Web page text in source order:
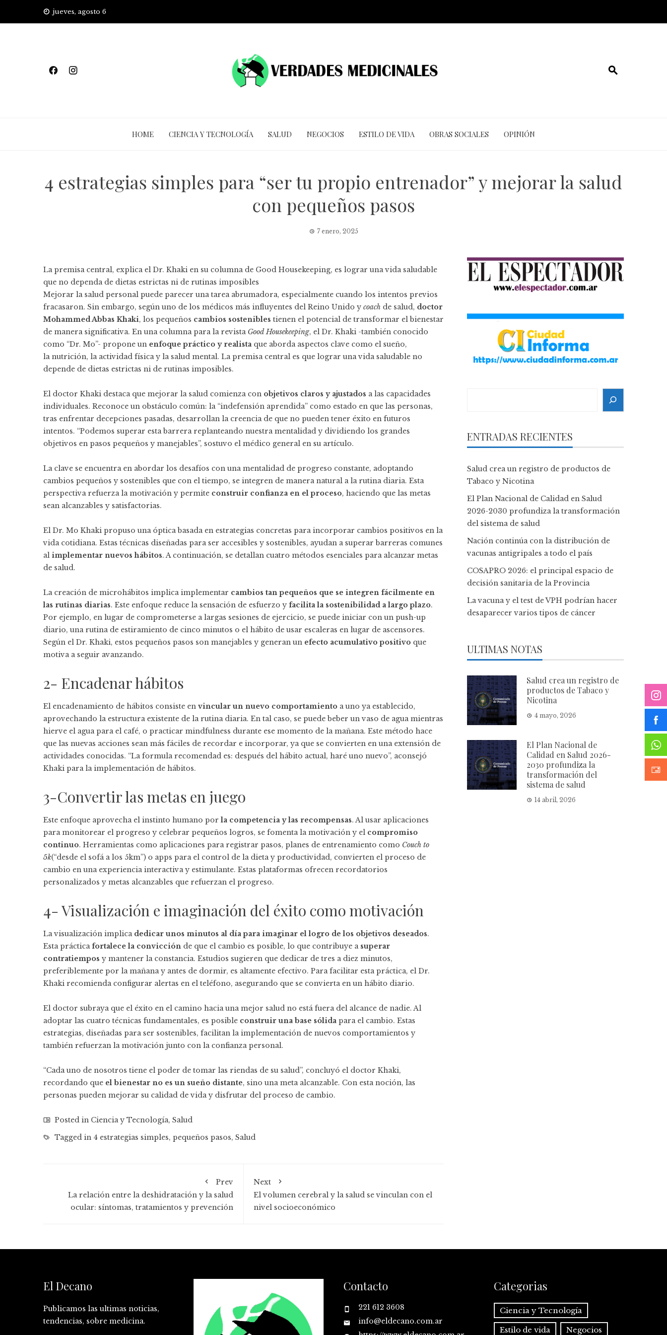
jueves, agosto 6
HOME CIENCIA Y TECNOLOGÍA SALUD NEGOCIOS ESTILO DE VIDA OBRAS SOCIALES OPINIÓN
4 estrategias simples para “ser tu propio entrenador” y mejorar la salud
con pequeños pasos
7 enero, 2025
La premisa central, explica el Dr. Khaki en su columna de Good Housekeeping, es lograr una vida saludable
que no dependa de dietas estrictas ni de rutinas imposibles
Mejorar la salud personal puede parecer una tarea abrumadora, especialmente cuando los intentos previos
fracasaron. Sin embargo, según uno de los médicos más influyentes del Reino Unido y coach de salud, doctor
Mohammed Abbas Khaki, los pequeños cambios sostenibles tienen el potencial de transformar el bienestar
de manera significativa. En una columna para la revista Good Housekeeping, el Dr. Khaki -también conocido
como “Dr. Mo”- propone un enfoque práctico y realista que aborda aspectos clave como el sueño,
la nutrición, la actividad física y la salud mental. La premisa central es que lograr una vida saludable no
depende de dietas estrictas ni de rutinas imposibles.
El doctor Khaki destaca que mejorar la salud comienza con objetivos claros y ajustados a las capacidades
individuales. Reconoce un obstáculo común: la “indefensión aprendida” como estado en que las personas,
tras enfrentar decepciones pasadas, desarrollan la creencia de que no pueden tener éxito en futuros
intentos. “Podemos superar esta barrera replanteando nuestra mentalidad y dividiendo los grandes
objetivos en pasos pequeños y manejables”, sostuvo el médico general en su artículo.
La clave se encuentra en abordar los desafíos con una mentalidad de progreso constante, adoptando
cambios pequeños y sostenibles que con el tiempo, se integren de manera natural a la rutina diaria. Esta
perspectiva refuerza la motivación y permite construir confianza en el proceso, haciendo que las metas
sean alcanzables y satisfactorias.
El Dr. Mo Khaki propuso una óptica basada en estrategias concretas para incorporar cambios positivos en la
vida cotidiana. Estas técnicas diseñadas para ser accesibles y sostenibles, ayudan a superar barreras comunes
al implementar nuevos hábitos. A continuación, se detallan cuatro métodos esenciales para alcanzar metas
de salud.
La creación de microhábitos implica implementar cambios tan pequeños que se integren fácilmente en
las rutinas diarias. Este enfoque reduce la sensación de esfuerzo y facilita la sostenibilidad a largo plazo.
Por ejemplo, en lugar de comprometerse a largas sesiones de ejercicio, se puede iniciar con un push-up
diario, una rutina de estiramiento de cinco minutos o el hábito de usar escaleras en lugar de ascensores.
Según el Dr. Khaki, estos pequeños pasos son manejables y generan un efecto acumulativo positivo que
motiva a seguir avanzando.
2- Encadenar hábitos
El encadenamiento de hábitos consiste en vincular un nuevo comportamiento a uno ya establecido,
aprovechando la estructura existente de la rutina diaria. En tal caso, se puede beber un vaso de agua mientras
hierve el agua para el café, o practicar mindfulness durante ese momento de la mañana. Este método hace
que las nuevas acciones sean más fáciles de recordar e incorporar, ya que se convierten en una extensión de
actividades conocidas. “La formula recomendad es: después del hábito actual, haré uno nuevo”, aconsejó
Khaki para la implementación de hábitos.
3-Convertir las metas en juego
Este enfoque aprovecha el instinto humano porla competencia y las recompensas. Al usar aplicaciones
para monitorear el progreso y celebrar pequeños logros, se fomenta la motivación y el compromiso
continuo. Herramientas como aplicaciones para registrar pasos, planes de entrenamiento como Couch to
5k(“desde el sofá a los 5km”) o apps para el control de la dieta y productividad, convierten el proceso de
cambio en una experiencia interactiva y estimulante. Estas plataformas ofrecen recordatorios
personalizados y metas alcanzables que refuerzan el progreso.
4- Visualización e imaginación del éxito como motivación
La visualización implica dedicar unos minutos al día para imaginar el logro de los objetivos deseados.
Esta prácticafortalece la convicción de que el cambio es posible, lo que contribuye a superar
contratiempos y mantener la constancia. Estudios sugieren que dedicar de tres a diez minutos,
preferiblemente por la mañana y antes de dormir, es altamente efectivo. Para facilitar esta práctica, el Dr.
Khaki recomienda configurar alertas en el teléfono, asegurando que se convierta en un hábito diario.
El doctor subraya que el éxito en el camino hacia una mejor salud no está fuera del alcance de nadie. Al
adoptar las cuatro técnicas fundamentales, es posible construir una base sólida para el cambio. Estas
estrategias, diseñadas para ser sostenibles, facilitan la implementación de nuevos comportamientos y
también refuerzan la motivación junto con la confianza personal.
“Cada uno de nosotros tiene el poder de tomar las riendas de su salud”, concluyó el doctor Khaki,
recordando que el bienestar no es un sueño distante, sino una meta alcanzable. Con esta noción, las
personas pueden mejorar su calidad de vida y disfrutar del proceso de cambio.
Posted in Ciencia y Tecnología, Salud
Tagged in 4 estrategias simples, pequeños pasos, Salud
Prev
La relación entre la deshidratación y la salud
ocular: síntomas, tratamientos y prevención
Next
El volumen cerebral y la salud se vinculan con el
nivel socioeconómico
ENTRADAS RECIENTES
Salud crea un registro de productos de
Tabaco y Nicotina
El Plan Nacional de Calidad en Salud
2026-2030 profundiza la transformación
del sistema de salud
Nación continúa con la distribución de
vacunas antigripales a todo el país
COSAPRO 2026: el principal espacio de
decisión sanitaria de la Provincia
La vacuna y el test de VPH podrían hacer
desaparecer varios tipos de cáncer
ULTIMAS NOTAS
Salud crea un registro de
productos de Tabaco y
Nicotina
4 mayo, 2026
El Plan Nacional de
Calidad en Salud 2026-
2030 profundiza la
transformación del
sistema de salud
14 abril, 2026
El Decano
Publicamos las ultimas noticias,
tendencias, sobre medicina.
Contacto
221 612 3608
info@eldecano.com.ar
Categorias
Ciencia y Tecnología
Estilo de vida Negocios